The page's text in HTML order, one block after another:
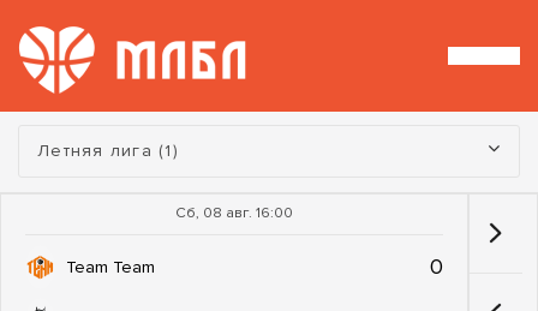
Турнир:
Летняя лига (1)
Сб, 08 авг. 16:00
Team Team 0